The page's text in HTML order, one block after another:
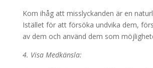
Kom ihåg att misslyckanden är en
Istället för att försöka undvika dem,
av dem och använd dem som
4. Visa Medkänsla: